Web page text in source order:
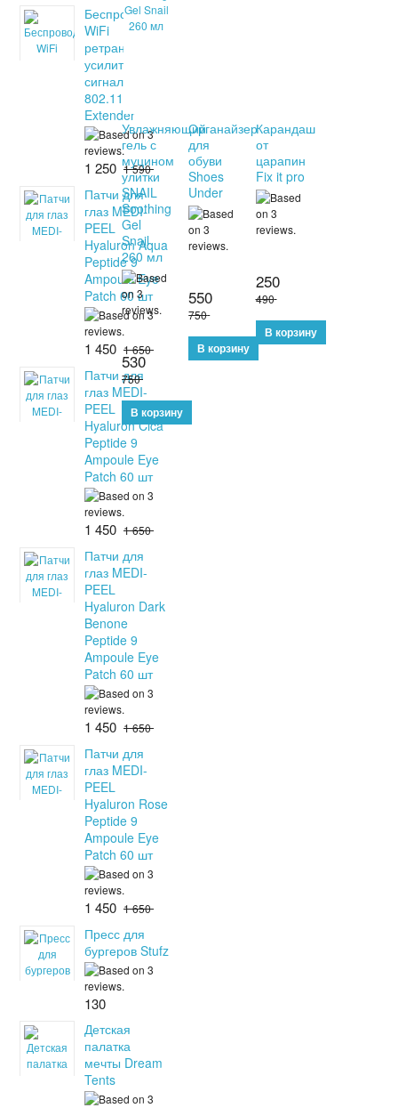
Беспроводной
WiFi
ретранслятор
усилитель
сигнала
802.11N/B/G
Extender
1 250 1 590
Патчи для
глаз MEDI-
PEEL
Hyaluron Aqua
Peptide 9
Ampoule Eye
Patch 60 шт
1 450 1 650
Патчи для
глаз MEDI-
PEEL
Hyaluron Cica
Peptide 9
Ampoule Eye
Patch 60 шт
1 450 1 650
Патчи для
глаз MEDI-
PEEL
Hyaluron Dark
Benone
Peptide 9
Ampoule Eye
Patch 60 шт
1 450 1 650
Патчи для
глаз MEDI-
PEEL
Hyaluron Rose
Peptide 9
Ampoule Eye
Patch 60 шт
1 450 1 650
Пресс для
бургеров Stufz
130
Детская
палатка
мечты Dream
Tents
Увлажняющий
гель с
муцином
улитки
SNAIL
Soothing
Gel
Snail
260 мл
530
750
Органайзер
для
обуви
Shoes
Under
550
750
Карандаш
от
царапин
Fix it pro
250
490